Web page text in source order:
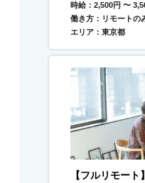
時給：2,500円 〜
働き方：リモートの
エリア：東京都
【フルリモー